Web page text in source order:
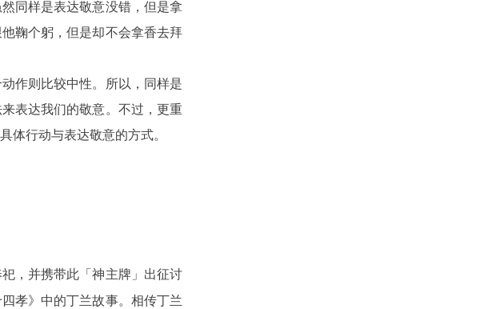
同样是表达敬意没错，但是拿
鞠个躬，但是却不会拿香去拜
作则比较中性。所以，同样是
表达我们的敬意。不过，更重
体行动与表达敬意的方式。
，并携带此 「神主牌」 出征讨
孝》中的丁兰故事。相传丁兰